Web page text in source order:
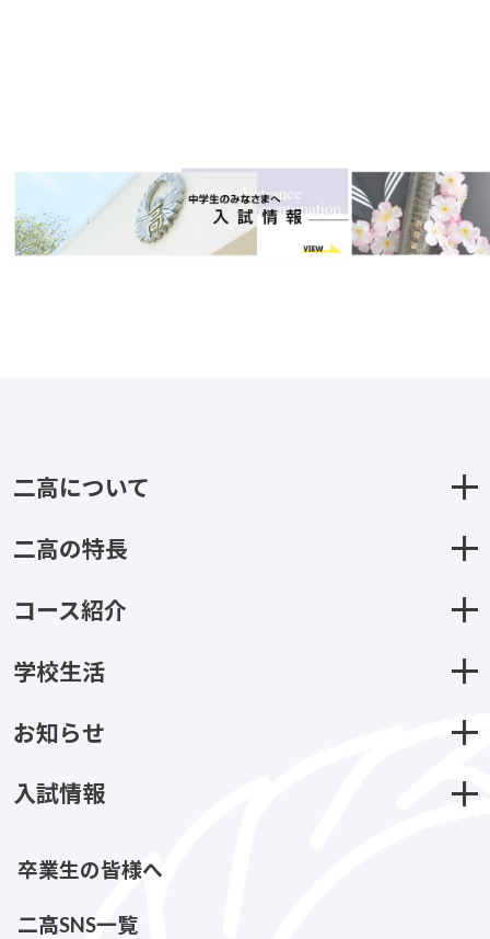
二高について
二高の特長
コース紹介
学校生活
お知らせ
入試情報
卒業生の皆様へ
二高SNS一覧